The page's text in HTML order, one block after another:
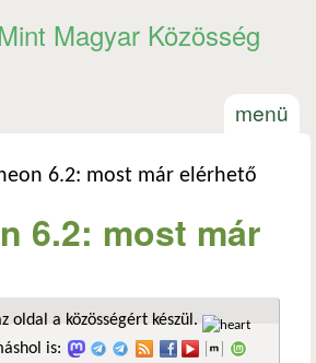
Magyar Közösség
menü
6.2: most már elérhető
6.2: most már
oldal a közösségért készül.
is: